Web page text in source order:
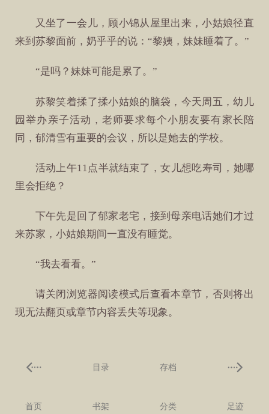
又坐了一会儿，顾小锦从屋里出来，小姑娘径直
来到苏黎面前，奶乎乎的说：“黎姨，妹妹睡着了。”
“是吗？妹妹可能是累了。”
苏黎笑着揉了揉小姑娘的脑袋，今天周五，幼儿
园举办亲子活动，老师要求每个小朋友要有家长陪
同，郁清雪有重要的会议，所以是她去的学校。
活动上午11点半就结束了，女儿想吃寿司，她哪
里会拒绝？
下午先是回了郁家老宅，接到母亲电话她们才过
来苏家，小姑娘期间一直没有睡觉。
“我去看看。”
请关闭浏览器阅读模式后查看本章节，否则将出
现无法翻页或章节内容丢失等现象。
目录 存档
首页 书架 分类 足迹